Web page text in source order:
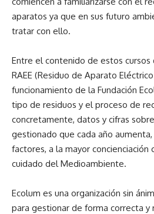
aparatos ya que en sus futuro
tratar con ello.
Entre el contenido de estos cursos
RAEE (Residuo de Aparato
funcionamiento de la Fundación
tipo de residuos y el proceso de
concretamente, datos y cifras
gestionado que cada año
factores, a la mayor concienciación
cuidado del Medioambiente.
Ecolum es una organización sin
para gestionar de forma correcta